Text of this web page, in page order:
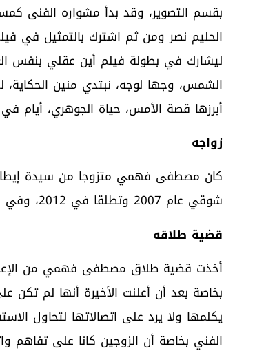
الحليم نصر ومن ثم اشترك بالتمثيل في
الشمس، وجها لوجه، نبتدي منين الحكاية،
أبرزها قصة الأمس، حياة الجوهري، أيام في
زواجه
كان مصطفى فهمي متزوجا من سيدة
شوقي عام 2007 وتطلقا في 2012، وفي عام 2015 تزوج من الإعلامية اللبنانية فاتن موسى.
قضية طلاقه
أخذت قضية طلاق مصطفى فهمي من
بخاصة بعد أن أعلنت الأخيرة أنها لم تكن
يكلمها ولا يرد على اتصالاتها لتحاول
الفني بخاصة أن الزوجين كانا على تفاهم